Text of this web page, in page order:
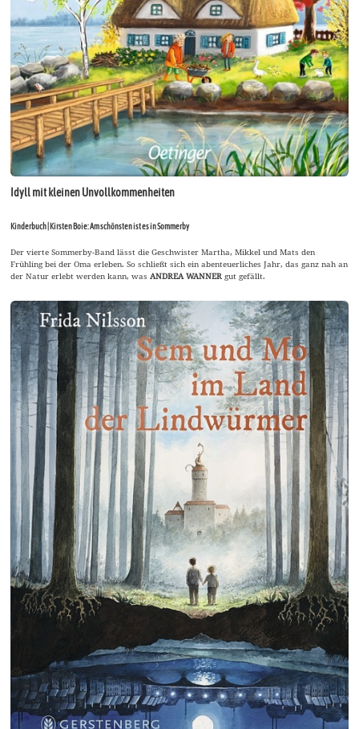
Idyll mit kleinen Unvollkommenheiten
Kinderbuch | Kirsten Boie: Am schönsten ist es in Sommerby
Der vierte Sommerby-Band lässt die Geschwister Martha, Mikkel und Mats den
Frühling bei der Oma erleben. So schließt sich ein abenteuerliches Jahr, das ganz nah an
der Natur erlebt werden kann, wasANDREA WANNERgut gefällt.